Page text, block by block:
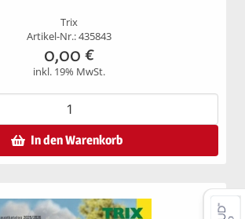
Trix
Artikel-Nr.: 435843
0,00 €
inkl. 19% MwSt.
In den Warenkorb